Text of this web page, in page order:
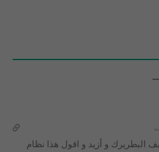
البطريرك و أزيد و اقول هذا نظام